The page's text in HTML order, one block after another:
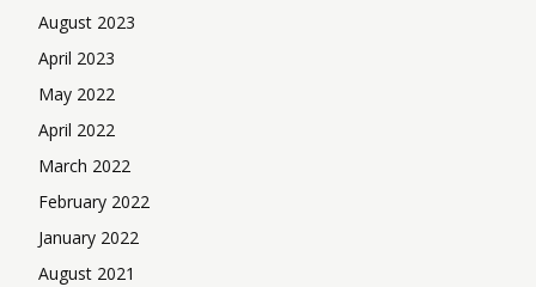
August 2023
April 2023
May 2022
April 2022
March 2022
February 2022
January 2022
August 2021